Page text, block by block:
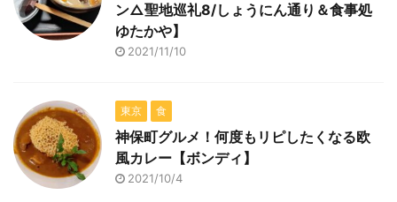
ン△聖地巡礼8/しょうにん通り＆食事処
ゆたかや】
2021/11/10
東京 食
神保町グルメ！何度もリピしたくなる欧
風カレー【ボンディ】
2021/10/4